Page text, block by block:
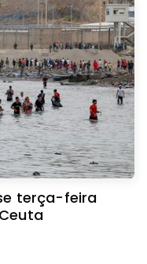
terça-feira